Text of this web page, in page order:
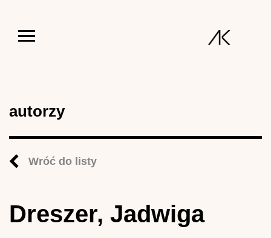
autorzy
Wróć do listy
Dreszer, Jadwiga